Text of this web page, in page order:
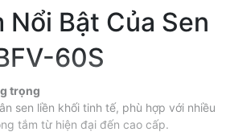
Nổi Bật Của Sen
60S
trọng
sen liền khối tinh tế, phù hợp với nhiều
tắm từ hiện đại đến cao cấp.